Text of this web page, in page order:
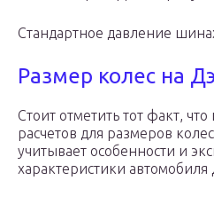
Стандартное давление
Размер колес на
Стоит отметить тот факт,
расчетов для размеров
учитывает особенности и
характеристики автомобиля